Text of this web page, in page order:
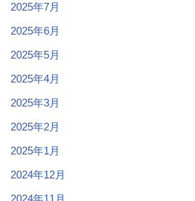
2025年7月
2025年6月
2025年5月
2025年4月
2025年3月
2025年2月
2025年1月
2024年12月